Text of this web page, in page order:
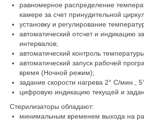
равномерное распределение
камере за счет принудительной
установку и регулирование
автоматический отсчет и индикацию
интервалов;
автоматический контроль
автоматический запуск рабочей
время (Ночной режим);
задание скорости нагрева 2° С/мин.,
цифровую индикацию текущей и
Стерилизаторы обладают:
минимальным временем выхода на